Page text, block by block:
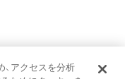
、アクセスを分析